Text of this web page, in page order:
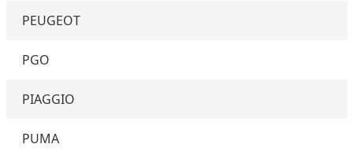
PEUGEOT
PGO
PIAGGIO
PUMA